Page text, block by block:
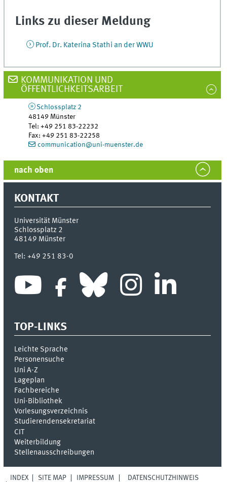
Links zu dieser Meldung
Prof. Dr. Katerina Stathi an der WWU
KOMMUNIKATION UND
ÖFFENTLICHKEITSARBEIT
Schlossplatz 2
48149 Münster
Tel:+49 251 83-22232
Fax:+49 251 83-22258
communication@uni-muenster.de
nach oben
KONTAKT
Universität Münster
Schlossplatz 2
48149 Münster
Tel:+49 251 83-0
TOP-LINKS
Leichte Sprache
Personensuche
Uni A-Z
Lageplan
Fachbereiche
Uni-Bi­bli­o­thek
Vor­le­sungs­ver­zeich­nis
Stu­die­ren­den­se­kre­ta­ri­at
CIT
Weiterbildung
Stellenausschreibungen
INDEX SITE MAP IMPRESSUM
DATENSCHUTZHINWEIS